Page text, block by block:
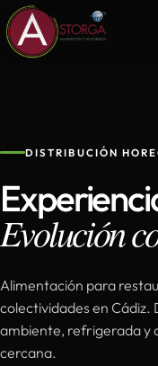
DISTRIBUCIÓN
Evolución
Alimentación para
colectividades en
ambiente, refrigerada y
cercana.